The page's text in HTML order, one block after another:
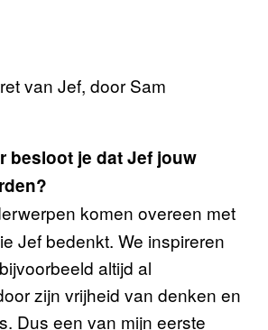
van Jef, door Sam
besloot je dat Jef jouw
komen overeen met
Jef bedenkt. We inspireren
altijd al
zijn vrijheid van denken en
Dus een van mijn eerste